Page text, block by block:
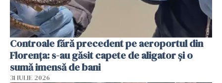
Controale fără precedent pe aeroportul din
Florența: s-au găsit capete de aligator și o
sumă imensă de bani
31 IULIE 2026